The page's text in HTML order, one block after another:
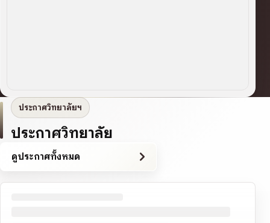
ประกาศวิทยาลัยฯ
ประกาศวิทยาลัย
ดูประกาศทั้งหมด